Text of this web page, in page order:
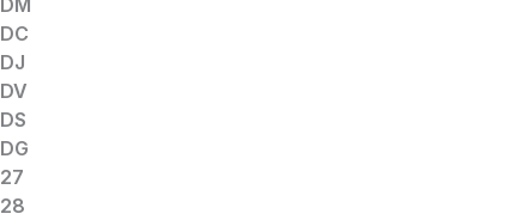
DM
DC
DJ
DV
DS
DG
27
28